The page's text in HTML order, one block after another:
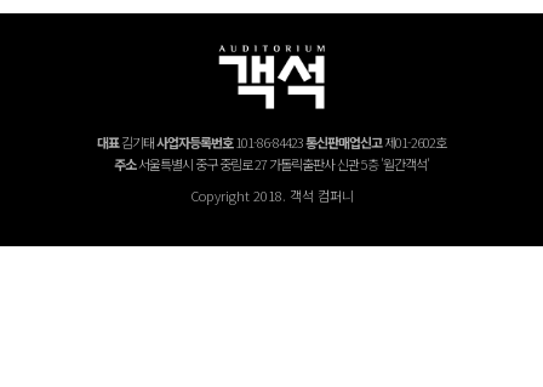
대표김기태사업자등록번호101-86-84423통신판매업신고제01-2602호
주소서울특별시 중구 중림로 27 가톨릭출판사 신관 5층 '월간객석'
Copyright 2018. 객석 컴퍼니